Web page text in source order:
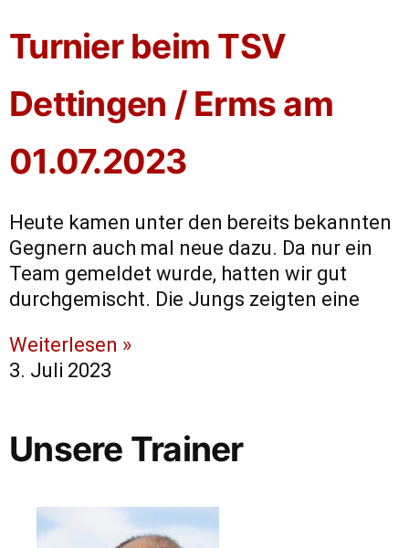
Turnier beim TSV
Dettingen / Erms am
01.07.2023
Heute kamen unter den bereits bekannten
Gegnern auch mal neue dazu. Da nur ein
Team gemeldet wurde, hatten wir gut
durchgemischt. Die Jungs zeigten eine
Weiterlesen »
3. Juli 2023
Unsere Trainer